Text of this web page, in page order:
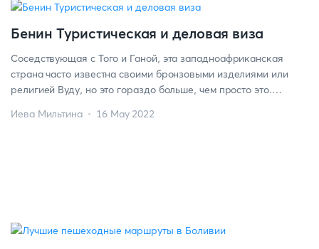
Бенин Туристическая и деловая виза
Соседствующая с Того и Ганой, эта западноафриканская
страна часто известна своими бронзовыми изделиями или
религией Вуду, но это гораздо больше, чем просто это.
Пенджари для сафари или узнать больше об истории
Иева Мильтина 16 May 2022